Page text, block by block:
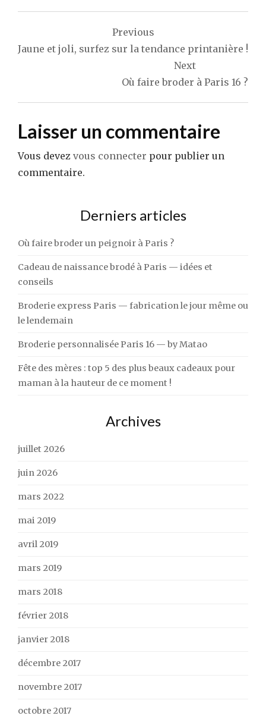
Navigation
de
Previous
Jaune et joli, surfez sur la tendance printanière !
Next
Où faire broder à Paris 16 ?
Laisser un commentaire
Vous devez vous connecter pour publier un
commentaire.
Derniers articles
Où faire broder un peignoir à Paris ?
Cadeau de naissance brodé à Paris — idées et
conseils
Broderie express Paris — fabrication le jour même ou
le lendemain
Broderie personnalisée Paris 16 — by Matao
Fête des mères : top 5 des plus beaux cadeaux pour
maman à la hauteur de ce moment !
Archives
juillet 2026
juin 2026
mars 2022
mai 2019
avril 2019
mars 2019
mars 2018
février 2018
janvier 2018
décembre 2017
novembre 2017
octobre 2017